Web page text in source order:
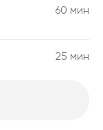
60 мин
25 мин